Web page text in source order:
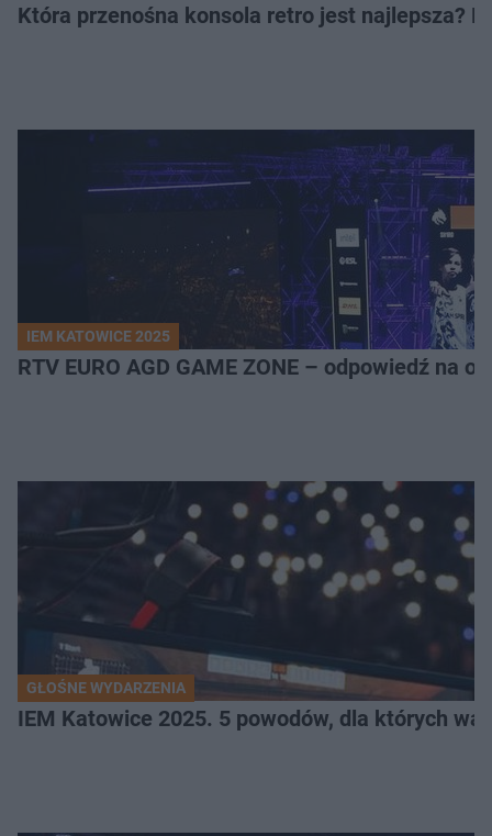
Która przenośna konsola retro jest najlepsza?
IEM KATOWICE 2025
RTV EURO AGD GAME ZONE – odpowiedź na
GŁOŚNE WYDARZENIA
IEM Katowice 2025. 5 powodów, dla których